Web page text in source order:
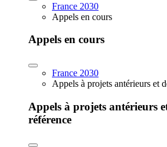
France 2030
Appels en cours
Appels en cours
France 2030
Appels à projets antérieurs et
Appels à projets antérieurs
référence